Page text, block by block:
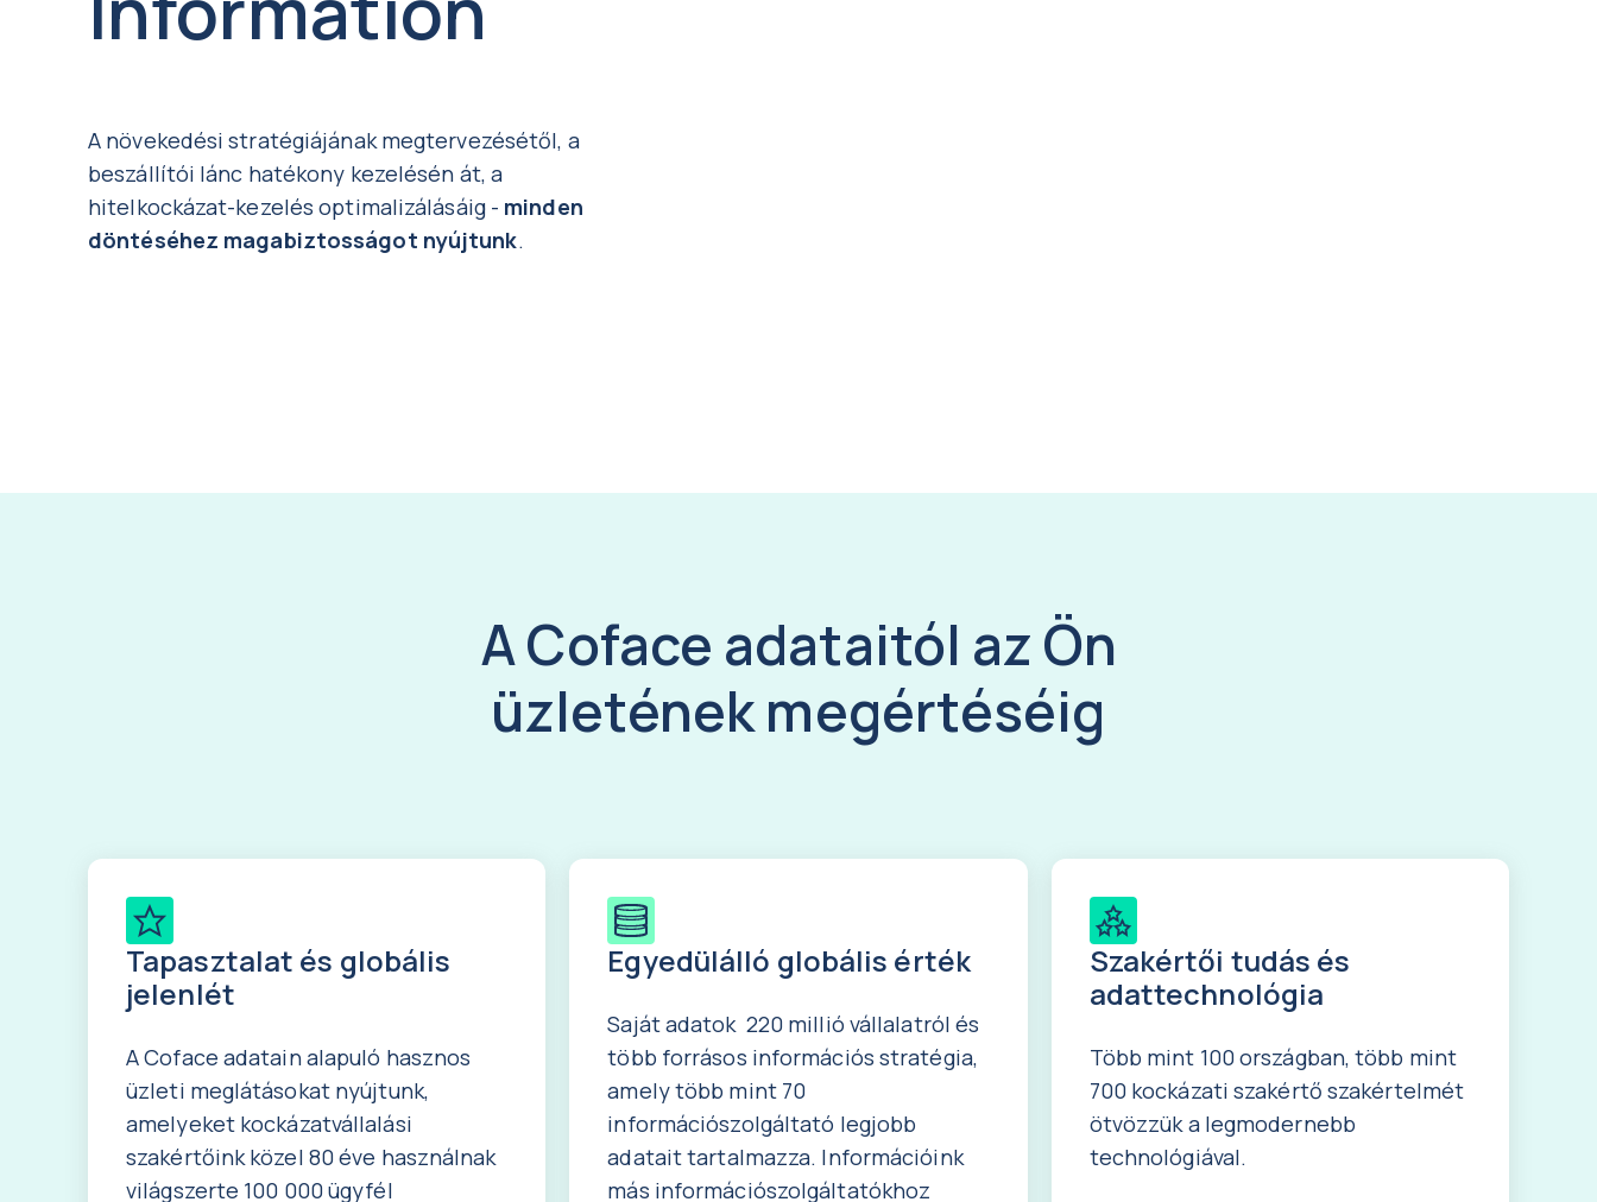
A növekedési stratégiájának megtervezésétől, a
beszállítói lánc hatékony kezelésén át, a
hitelkockázat-kezelés optimalizálásáig - minden
döntéséhez magabiztosságot nyújtunk.
A Coface adataitól az Ön
üzletének megértéséig
Tapasztalat és globális
jelenlét
A Coface adatain alapuló hasznos
üzleti meglátásokat nyújtunk,
amelyeket kockázatvállalási
szakértőink közel 80 éve használnak
világszerte 100 000 ügyfél
Egyedülálló globális érték
Saját adatok 220 millió vállalatról és
több forrásos információs stratégia,
amely több mint 70
információszolgáltató legjobb
adatait tartalmazza. Információink
más információszolgáltatókhoz
Szakértői tudás és
adattechnológia
Több mint 100 országban, több mint
700 kockázati szakértő szakértelmét
ötvözzük a legmodernebb
technológiával.